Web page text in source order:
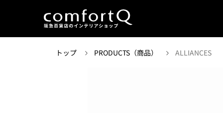
トップ PRODUCTS（商品） ALLIANCES